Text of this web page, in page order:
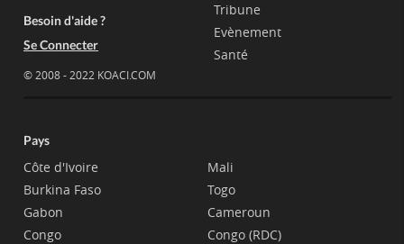
Besoin d'aide ?
Se Connecter
© 2008 - 2022 KOACI.COM
Tribune
Evènement
Santé
Pays
Côte d'Ivoire
Burkina Faso
Gabon
Congo
Mali
Togo
Cameroun
Congo (RDC)